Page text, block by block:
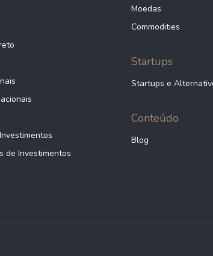
de Investimentos
Moedas
Commodities
Startups
Startups e
Conteúdo
Blog